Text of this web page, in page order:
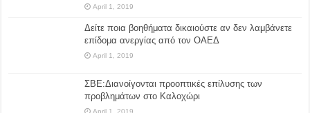
April 1, 2019
Δείτε ποια βοηθήματα δικαιούστε αν δεν λαμβάνετε
επίδομα ανεργίας από τον ΟΑΕΔ
April 1, 2019
ΣΒΕ:Διανοίγονται προοπτικές επίλυσης των
προβλημάτων στο Καλοχώρι
April 1, 2019